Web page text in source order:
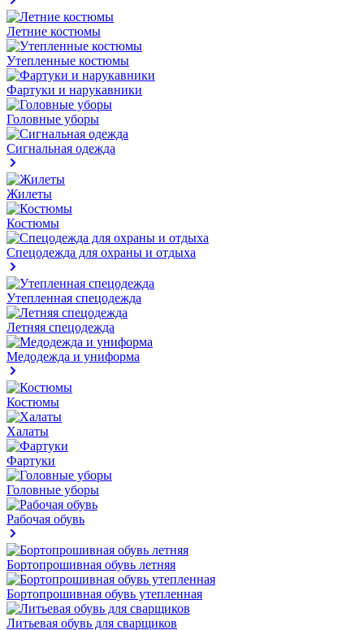
Летние костюмы
Утепленные костюмы
Фартуки и нарукавники
Головные уборы
Сигнальная одежда
Жилеты
Костюмы
Спецодежда для охраны и отдыха
Утепленная спецодежда
Летняя спецодежда
Медодежда и униформа
Костюмы
Халаты
Фартуки
Головные уборы
Рабочая обувь
Бортопрошивная обувь летняя
Бортопрошивная обувь утепленная
Литьевая обувь для сварщиков